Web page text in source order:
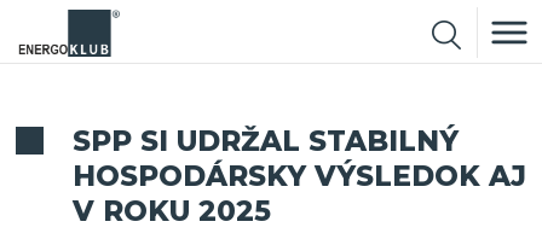
SPP SI UDRŽAL STABILNÝ
HOSPODÁRSKY VÝSLEDOK AJ
V ROKU 2025